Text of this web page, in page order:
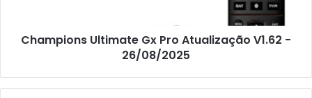
Champions Ultimate Gx Pro Atualização V1.62 -
26/08/2025